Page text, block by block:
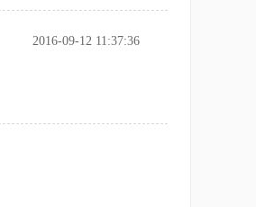
2016-09-12 11:37:36